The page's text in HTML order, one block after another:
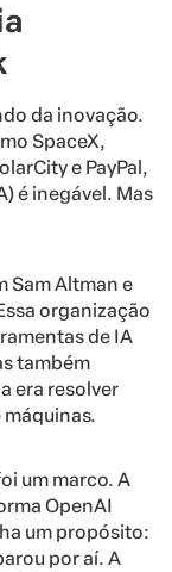
da inovação.
SpaceX,
e PayPal,
é inegável. Mas
Sam Altman e
organização
de IA
também
era resolver
um marco. A
OpenAI
um propósito:
por aí. A